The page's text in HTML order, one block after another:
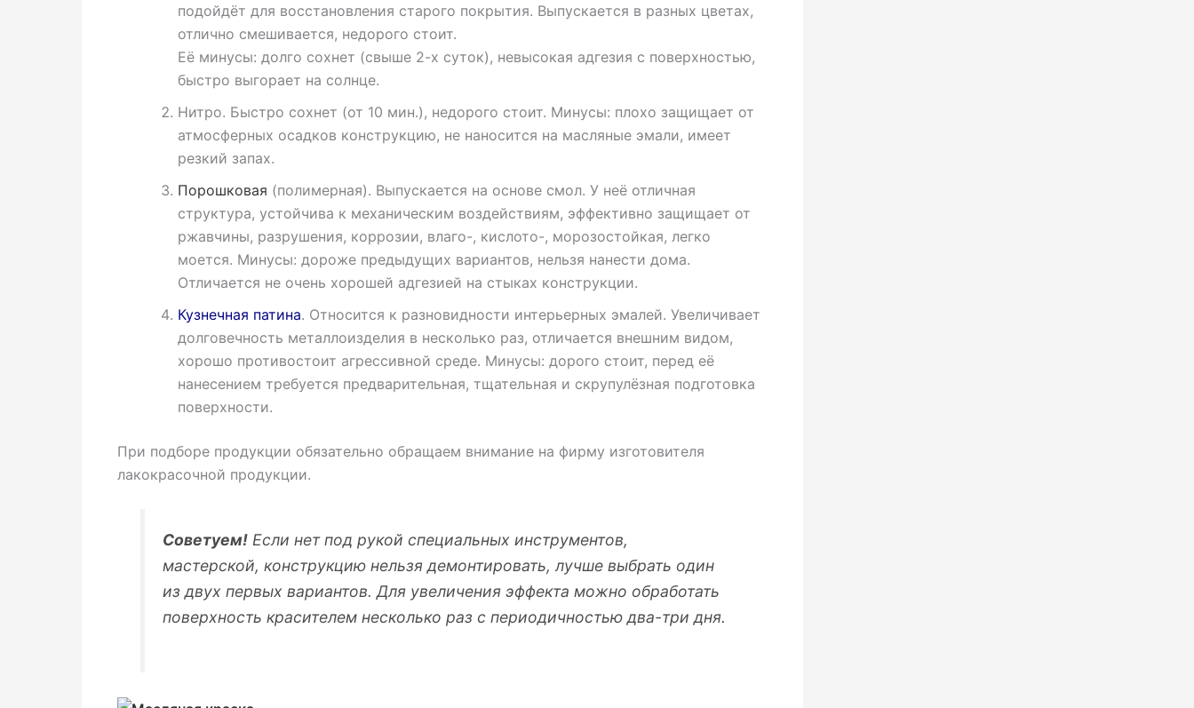
подойдёт для восстановления старого покрытия. Выпускается в разных цветах,
отлично смешивается, недорого стоит.
Её минусы: долго сохнет (свыше 2-х суток), невысокая адгезия с поверхностью,
быстро выгорает на солнце.
Нитро. Быстро сохнет (от 10 мин.), недорого стоит. Минусы: плохо защищает от
атмосферных осадков конструкцию, не наносится на масляные эмали, имеет
резкий запах.
Порошковая (полимерная). Выпускается на основе смол. У неё отличная
структура, устойчива к механическим воздействиям, эффективно защищает от
ржавчины, разрушения, коррозии, влаго-, кислото-, морозостойкая, легко
моется. Минусы: дороже предыдущих вариантов, нельзя нанести дома.
Отличается не очень хорошей адгезией на стыках конструкции.
Кузнечная патина. Относится к разновидности интерьерных эмалей. Увеличивает
долговечность металлоизделия в несколько раз, отличается внешним видом,
хорошо противостоит агрессивной среде. Минусы: дорого стоит, перед её
нанесением требуется предварительная, тщательная и скрупулёзная подготовка
поверхности.
При подборе продукции обязательно обращаем внимание на фирму изготовителя
лакокрасочной продукции.
Советуем! Если нет под рукой специальных инструментов,
мастерской, конструкцию нельзя демонтировать, лучше выбрать один
из двух первых вариантов. Для увеличения эффекта можно обработать
поверхность красителем несколько раз с периодичностью два-три дня.